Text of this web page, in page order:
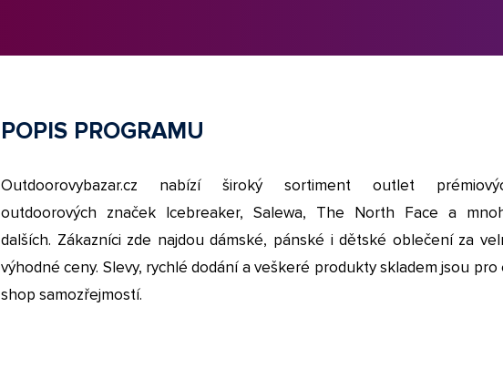
POPIS PROGRAMU
Outdoorovybazar.cz nabízí široký sortiment outlet
outdoorových značek Icebreaker, Salewa, The North Face a
dalších. Zákazníci zde najdou dámské, pánské i dětské oblečení za
výhodné ceny. Slevy, rychlé dodání a veškeré produkty skladem jsou pro
shop samozřejmostí.